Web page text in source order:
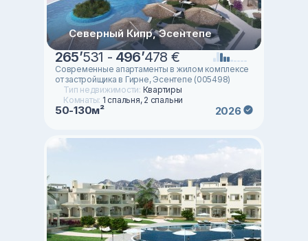
Северный Кипр, Эсентепе
265’531 - 496’478 €
Современные апартаменты в жилом комплексе
от застройщика в Гирне, Эсентепе (005498)
Тип недвижимости: Квартиры
Комнаты: 1 спальня, 2 спальни
50-130м² 2026